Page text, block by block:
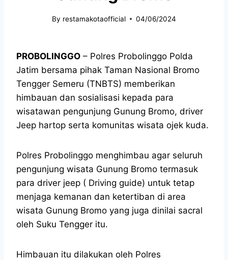
By restamakotaofficial 04/06/2024
PROBOLINGGO – Polres Probolinggo Polda
Jatim bersama pihak Taman Nasional Bromo
Tengger Semeru (TNBTS) memberikan
himbauan dan sosialisasi kepada para
wisatawan pengunjung Gunung Bromo, driver
Jeep hartop serta komunitas wisata ojek kuda.
Polres Probolinggo menghimbau agar seluruh
pengunjung wisata Gunung Bromo termasuk
para driver jeep ( Driving guide) untuk tetap
menjaga kemanan dan ketertiban di area
wisata Gunung Bromo yang juga dinilai sacral
oleh Suku Tengger itu.
Himbauan itu dilakukan oleh Polres